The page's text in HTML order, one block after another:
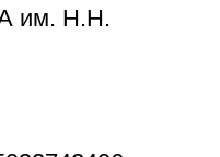
им. Н.Н.